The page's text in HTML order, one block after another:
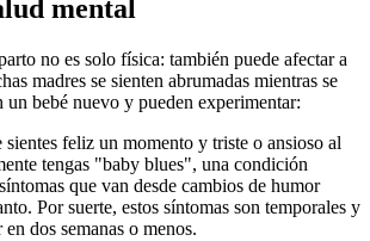
mental
no es solo física: también puede afectar a
madres se sienten abrumadas mientras se
un bebé nuevo y pueden experimentar:
sientes feliz un momento y triste o ansioso al
tengas "baby blues", una condición
que van desde cambios de humor
Por suerte, estos síntomas son temporales y
dos semanas o menos.